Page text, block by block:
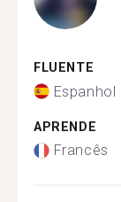
FLUENTE
Espanhol
APRENDE
Francês